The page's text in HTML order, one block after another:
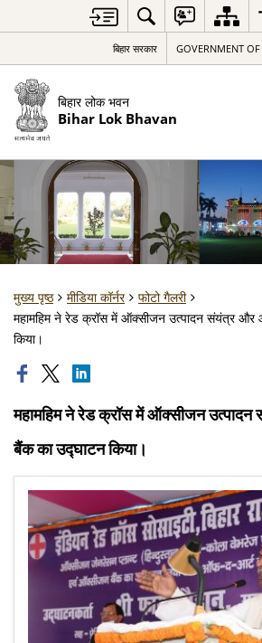
बिहार सरकार GOVERNMENT
बिहार लोक भवन
Bihar Lok Bhavan
मुख्य पृष्ठ मीडिया कॉर्नर
फोटो गैलरी
महामहिम ने रेड क्रॉस में ऑक्सीजन उत्पादन संयंत्र
किया।
महामहिम ने रेड क्रॉस में ऑक्सीजन
बैंक का उद्घाटन किया।